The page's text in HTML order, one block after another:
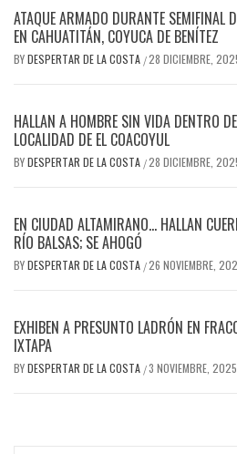
ATAQUE ARMADO DURANTE SEMIFINAL
EN CAHUATITÁN, COYUCA DE BENÍTEZ
BYDESPERTAR DE LA COSTA /28 DICIEMBRE,
HALLAN A HOMBRE SIN VIDA DENTRO
LOCALIDAD DE EL COACOYUL
BYDESPERTAR DE LA COSTA /28 DICIEMBRE,
EN CIUDAD ALTAMIRANO… HALLAN
RÍO BALSAS; SE AHOGÓ
BYDESPERTAR DE LA COSTA /26 NOVIEMBRE,
EXHIBEN A PRESUNTO LADRÓN EN
IXTAPA
BYDESPERTAR DE LA COSTA /3 NOVIEMBRE, 2025